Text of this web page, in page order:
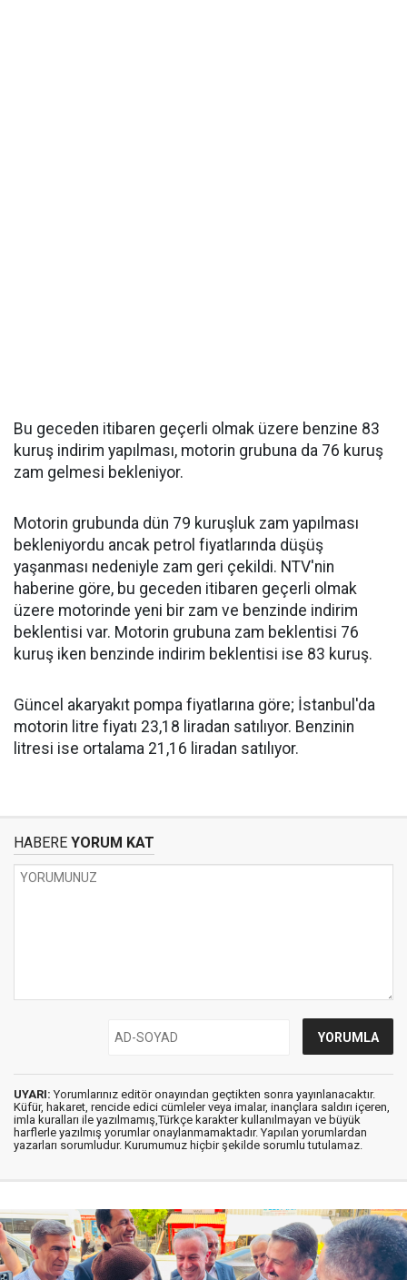
Bu geceden itibaren geçerli olmak üzere benzine 83
kuruş indirim yapılması, motorin grubuna da 76 kuruş
zam gelmesi bekleniyor.
Motorin grubunda dün 79 kuruşluk zam yapılması
bekleniyordu ancak petrol fiyatlarında düşüş
yaşanması nedeniyle zam geri çekildi. NTV'nin
haberine göre, bu geceden itibaren geçerli olmak
üzere motorinde yeni bir zam ve benzinde indirim
beklentisi var. Motorin grubuna zam beklentisi 76
kuruş iken benzinde indirim beklentisi ise 83 kuruş.
Güncel akaryakıt pompa fiyatlarına göre; İstanbul'da
motorin litre fiyatı 23,18 liradan satılıyor. Benzinin
litresi ise ortalama 21,16 liradan satılıyor.
HABERE YORUM KAT
UYARI: Yorumlarınız editör onayından geçtikten sonra yayınlanacaktır.
Küfür, hakaret, rencide edici cümleler veya imalar, inançlara saldırı içeren,
imla kuralları ile yazılmamış,Türkçe karakter kullanılmayan ve büyük
harflerle yazılmış yorumlar onaylanmamaktadır. Yapılan yorumlardan
yazarları sorumludur. Kurumumuz hiçbir şekilde sorumlu tutulamaz.